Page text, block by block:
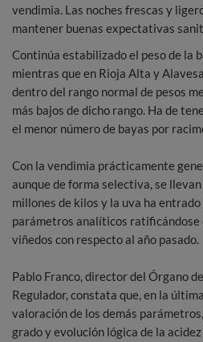
vendimia. Las noches frescas y
mantener buenas expectativas
Continúa estabilizado el peso de la
mientras que en Rioja Alta y
dentro del rango normal de pesos
más bajos de dicho rango. Ha de
el menor número de bayas por
Con la vendimia prácticamente
aunque de forma selectiva, se
millones de kilos y la uva ha entrado
parámetros analíticos ratificándose
viñedos con respecto al año pasado.
Pablo Franco, director del Órgano
Regulador, constata que, en la
valoración de los demás
grado y evolución lógica de la